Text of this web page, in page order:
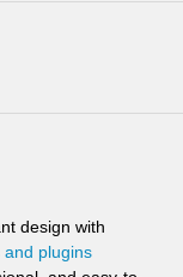
design with
and plugins